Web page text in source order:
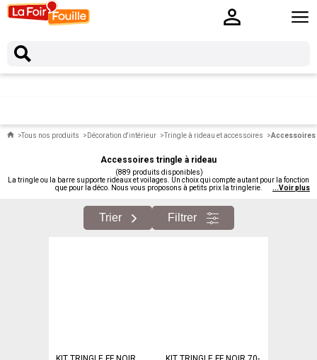
Tous nos produits Décoration d'intérieur Tringle à rideau et accessoires Accessoires
Accessoires tringle à rideau
(889 produits disponibles)
La tringle ou la barre supporte rideaux et voilages. Un choix qui compte autant pour la fonction
que pour la déco. Nous vous proposons à petits prix la tringlerie.
...Voir plus
Trier Filtrer